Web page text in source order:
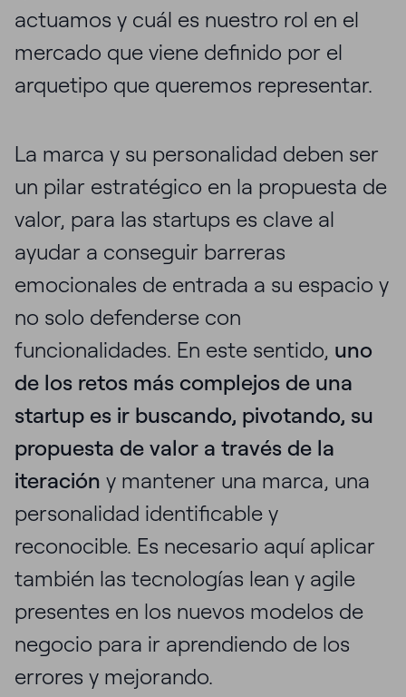
actuamos y cuál es nuestro rol en el
mercado que viene definido por el
arquetipo que queremos representar.
La marca y su personalidad deben ser
un pilar estratégico en la propuesta de
valor, para las startups es clave al
ayudar a conseguir barreras
emocionales de entrada a su espacio y
no solo defenderse con
funcionalidades. En este sentido, uno
de los retos más complejos de una
startup es ir buscando, pivotando, su
propuesta de valor a través de la
iteración y mantener una marca, una
personalidad identificable y
reconocible. Es necesario aquí aplicar
también las tecnologías lean y agile
presentes en los nuevos modelos de
negocio para ir aprendiendo de los
errores y mejorando.